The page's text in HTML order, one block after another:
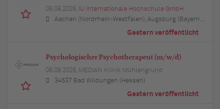
06.08.2026,
IU Internationale Hochschule GmbH
Aachen (Nordrhein-Westfalen), Augsburg (Bayern), Berlin, Bielefeld (Nordrhein-Westfalen), Bochum (Nordrhein-Westfalen), Bonn (Nordrhein-Westfalen), Braunschweig (Niedersachsen), Bremen, Dortmund (Nordrhein-Westfalen), Dresden (Sachsen), Duisburg (Nordrhein-Westfalen), Düsseldorf (Nordrhein-Westfalen), Erfurt (Thüringen), Essen (Nordrhein-Westfalen), Freiburg im Breisgau (Baden-Württemberg), Hamburg, Hannover (Niedersachsen), Karlsruhe (Baden-Württemberg), Kiel (Schleswig-Holstein), Köln (Nordrhein-Westfalen), Leipzig (Sachsen), Lübeck (Schleswig-Holstein), München (Bayern), Mannheim (Baden-Württemberg), München (Bayern), Münster (Nordrhein-Westfalen), Nürnberg (Bayern), Regensburg (Bayern), Rostock (Mecklenburg-Vorpommern), Stuttgart (Baden-Württemberg), Ulm (Baden-Württemberg), Wuppertal (Nordrhein-Westfalen)
Gestern veröffentlicht
Psychologischer Psychotherapeut (m/w/d)
06.08.2026, MEDIAN Klinik Mühlengrund
34537 Bad Wildungen (Hessen)
Gestern veröffentlicht